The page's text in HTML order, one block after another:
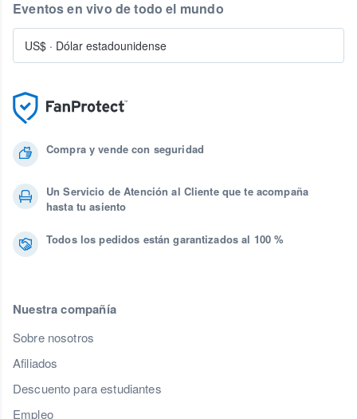
Compra y vende con seguridad
Un Servicio de Atención al Cliente que te acompaña
hasta tu asiento
Todos los pedidos están garantizados al 100 %
Nuestra compañía
Sobre nosotros
Afiliados
Descuento para estudiantes
Empleo
Eventos en vivo de todo el mundo
US$ · Dólar estadounidense